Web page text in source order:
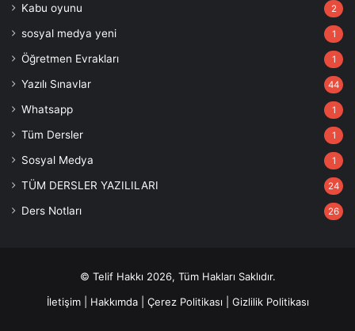
Kabu oyunu 2
sosyal medya yeni 1
Öğretmen Evrakları 1
Yazılı Sınavlar 44
Whatsapp 1
Tüm Dersler 1
Sosyal Medya 1
TÜM DERSLER YAZILILARI 24
Ders Notları 26
© Telif Hakkı 2026, Tüm Hakları Saklıdır.
İletişim| Hakkımda| Çerez Politikası Gizlilik Politikası